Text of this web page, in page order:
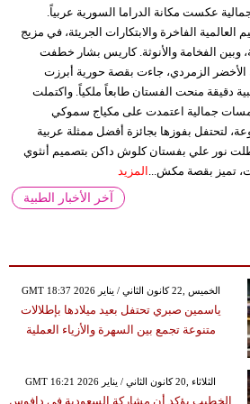
عكست مكانة الدراما السورية عربياً.
العالمية الفاخرة والابتكارات الجريئة، في مزيج
وبين الفخامة والأنوثة. كاريس بشار خطفت
الأخضر الزمردي، جاءت بقصة حورية أبرزت
دقيقة منحت الفستان طابعاً ملكياً. واكتملت
جمالية اعتمدت على مكياج سموكي
لتحتفل بفوزها بجائزة أفضل ممثلة عربية
نور علي بفستان كلوش داكن بتصميم أنثوي
تميز بقصة مكش... المزيد
آخر الأخبار الطبية
GMT 18:37 2026 الخميس ,22 كانون الثاني / يناير
ياسمين صبري تحتفل بعيد ميلادها بإطلالات
متنوعة تجمع بين السهرة والأزياء العملية
GMT 16:21 2026 الثلاثاء ,20 كانون الثاني / يناير
الخطيب يؤكد أن مشاركة السعودية في دافوس